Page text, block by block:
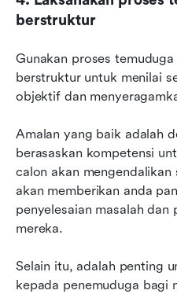
berstruktur
Gunakan proses
berstruktur untuk menilai
objektif dan
Amalan yang baik adalah
berasaskan kompetensi
calon akan mengendalikan
akan memberikan anda
penyelesaian masalah
mereka.
Selain itu, adalah penting
kepada penemuduga bagi